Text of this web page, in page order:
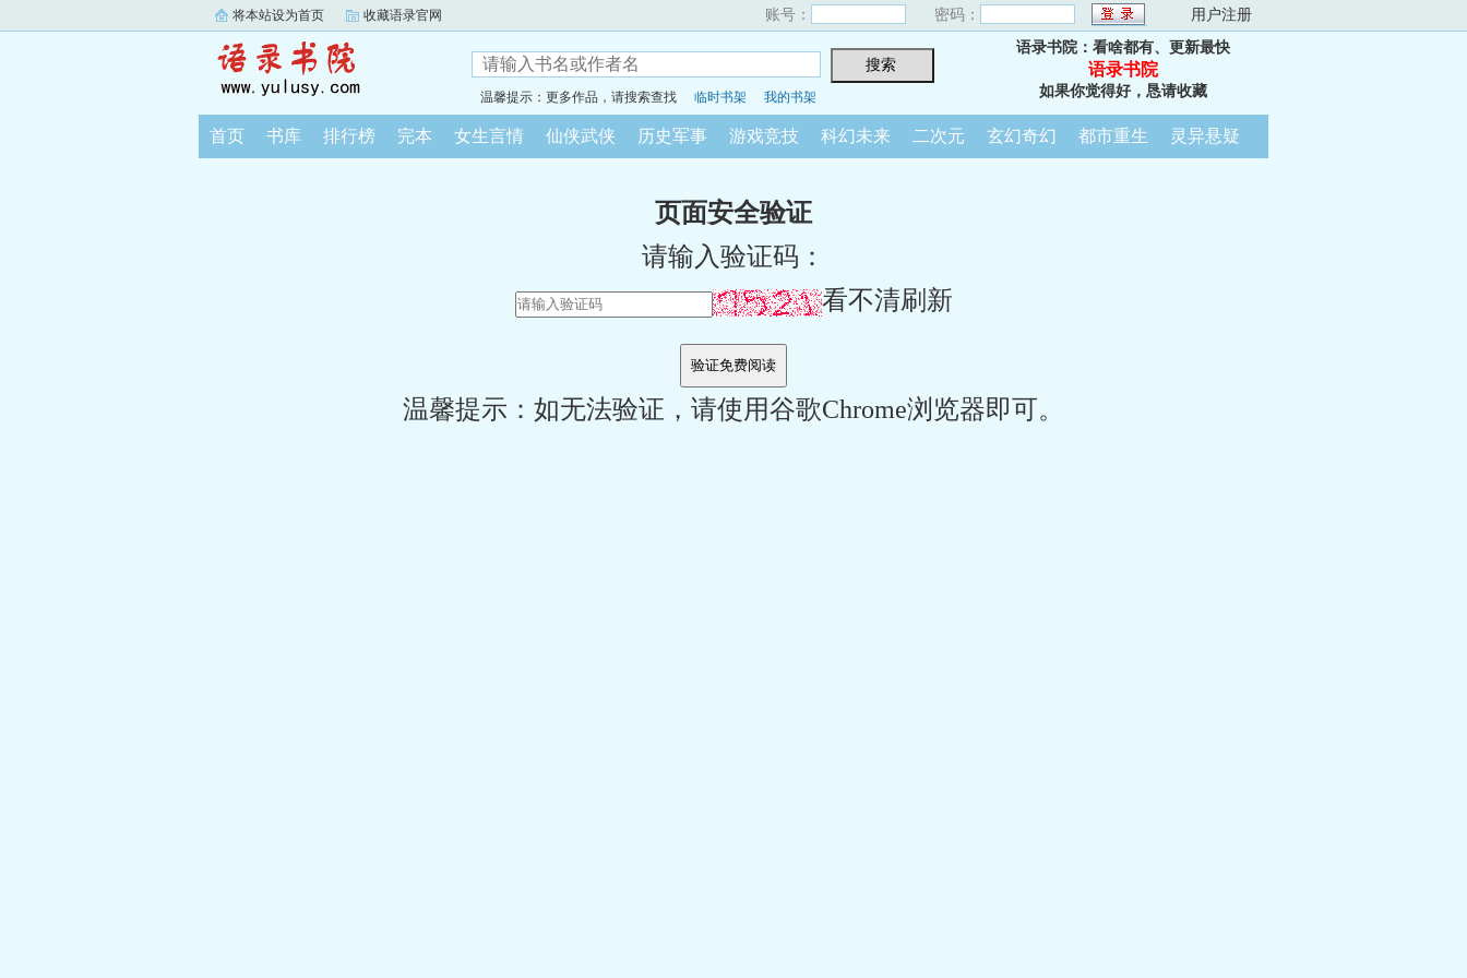
将本站设为首页 收藏语录官网 账号： 密码： 用户注册
温馨提示：更多作品，请搜索查找 临时书架 我的书架
语录书院：看啥都有、更新最快
语录书院
如果你觉得好，恳请收藏
首页 书库 排行榜 完本 女生言情 仙侠武侠 历史军事 游戏竞技 科幻未来 二次元 玄幻奇幻 都市重生 灵异悬疑
页面安全验证
请输入验证码：
看不清刷新
温馨提示：如无法验证，请使用谷歌Chrome浏览器即可。